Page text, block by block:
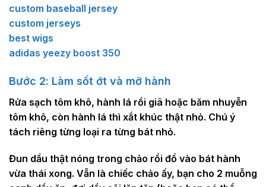
custom baseball jersey
custom jerseys
best wigs
adidas yeezy boost 350
Bước 2: Làm sốt ớt và mỡ hành
Rửa sạch tôm khô, hành lá rồi giã hoặc băm nhuyễn
tôm khô, còn hành lá thì xắt khúc thật nhỏ. Chú ý
tách riêng từng loại ra từng bát nhỏ.
Đun dầu thật nóng trong chảo rồi đổ vào bát hành
vừa thái xong. Vẫn là chiếc chảo ấy, bạn cho 2 muỗng